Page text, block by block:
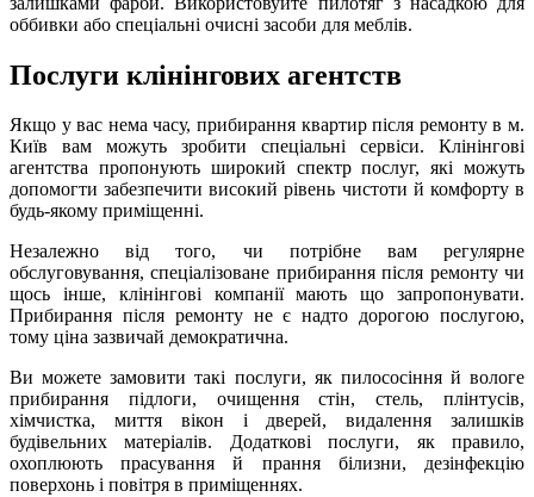
оббивки або спеціальні очисні засоби для меблів.
Послуги клінінгових агентств
Якщо у вас нема часу, прибирання квартир після ремонту в м.
Київ вам можуть зробити спеціальні сервіси. Клінінгові
агентства пропонують широкий спектр послуг, які можуть
допомогти забезпечити високий рівень чистоти й комфорту в
будь-якому приміщенні.
Незалежно від того, чи потрібне вам регулярне
обслуговування, спеціалізоване прибирання після ремонту чи
щось інше, клінінгові компанії мають що запропонувати.
Прибирання після ремонту не є надто дорогою послугою,
тому ціна зазвичай демократична.
Ви можете замовити такі послуги, як пилососіння й вологе
прибирання підлоги, очищення стін, стель, плінтусів,
хімчистка, миття вікон і дверей, видалення залишків
будівельних матеріалів. Додаткові послуги, як правило,
охоплюють прасування й прання білизни, дезінфекцію
поверхонь і повітря в приміщеннях.